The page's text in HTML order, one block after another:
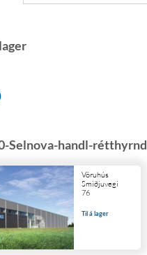
Selnova-handl-rétthyrnd
Vöruhús
Smiðjuvegi
76
Til á lager